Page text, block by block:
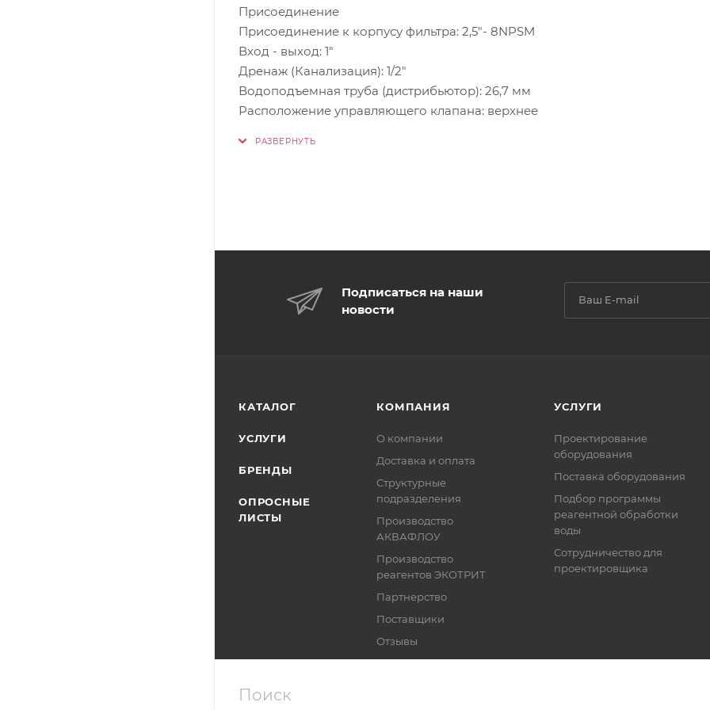
Присоединение
Присоединение к корпусу фильтра: 2,5"- 8NPSM
Вход - выход: 1"
Дренаж (Канализация): 1/2"
Водоподъемная труба (дистрибьютор): 26,7 мм
Расположение управляющего клапана: верхнее
Подписаться на наши
новости
КАТАЛОГ
УСЛУГИ
БРЕНДЫ
ОПРОСНЫЕ
ЛИСТЫ
КОМПАНИЯ
О компании
Доставка и оплата
Структурные
подразделения
Производство
АКВАФЛОУ
Производство
реагентов ЭКОТРИТ
Партнерство
Поставщики
Отзывы
Реквизиты
УСЛУГИ
Проектирование
оборудования
Поставка оборудования
Подбор программы
реагентной обработки
воды
Сотрудничество для
проектировщика